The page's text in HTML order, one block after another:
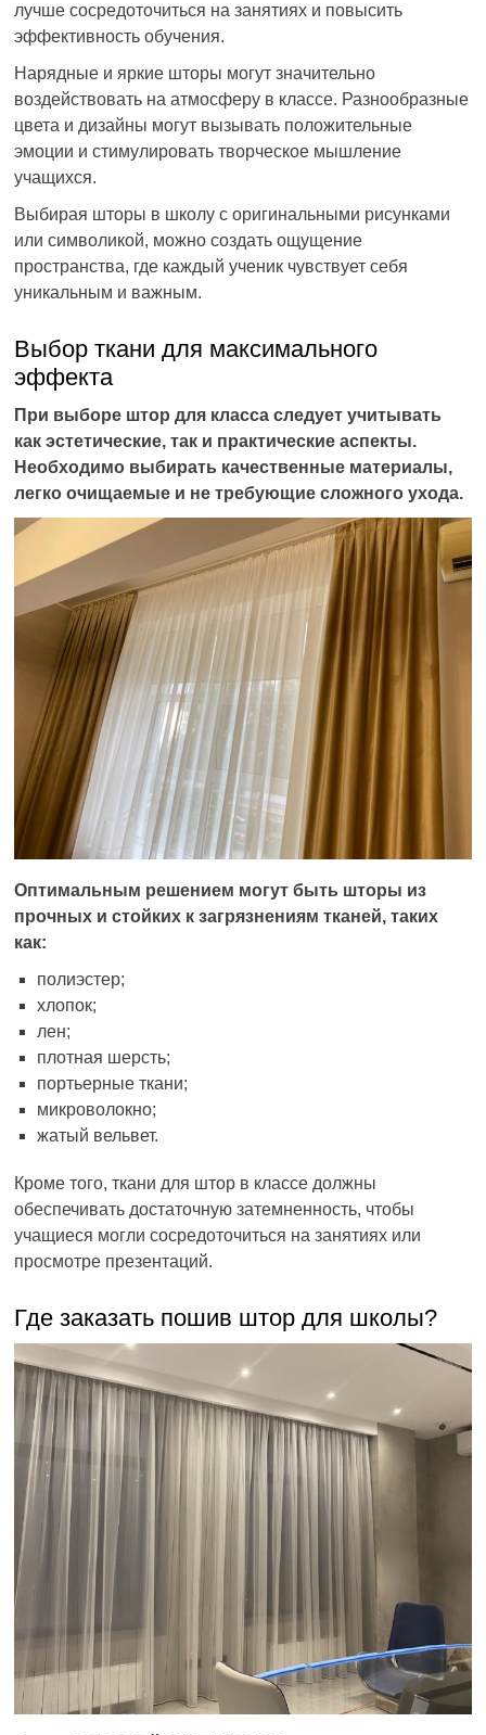
лучше сосредоточиться на занятиях и повысить
эффективность обучения.
Нарядные и яркие шторы могут значительно
воздействовать на атмосферу в классе. Разнообразные
цвета и дизайны могут вызывать положительные
эмоции и стимулировать творческое мышление
учащихся.
Выбирая шторы в школу с оригинальными рисунками
или символикой, можно создать ощущение
пространства, где каждый ученик чувствует себя
уникальным и важным.
Выбор ткани для максимального
эффекта
При выборе штор для класса следует учитывать
как эстетические, так и практические аспекты.
Необходимо выбирать качественные материалы,
легко очищаемые и не требующие сложного ухода.
Оптимальным решением могут быть шторы из
прочных и стойких к загрязнениям тканей, таких
как:
полиэстер;
хлопок;
лен;
плотная шерсть;
портьерные ткани;
микроволокно;
жатый вельвет.
Кроме того, ткани для штор в классе должны
обеспечивать достаточную затемненность, чтобы
учащиеся могли сосредоточиться на занятиях или
просмотре презентаций.
Где заказать пошив штор для школы?